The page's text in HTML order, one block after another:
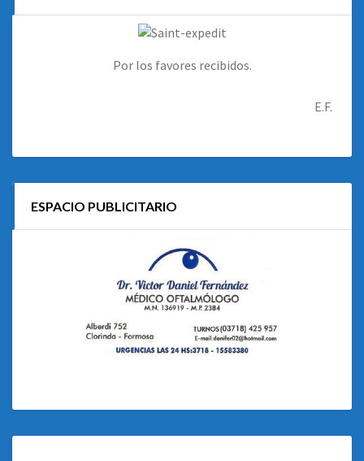
Por los favores recibidos.
E.F.
ESPACIO PUBLICITARIO